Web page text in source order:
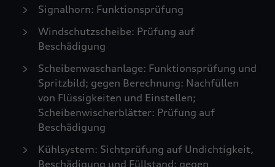
Signalhorn: Funktionsprüfung
Windschutzscheibe: Prüfung auf
Beschädigung
Scheibenwaschanlage: Funktionsprüfung und
Spritzbild; gegen Berechnung: Nachfüllen
von Flüssigkeiten und Einstellen;
Scheibenwischerblätter: Prüfung auf
Beschädigung
Kühlsystem: Sichtprüfung auf Undichtigkeit,
Beschädigung und Füllstand; gegen